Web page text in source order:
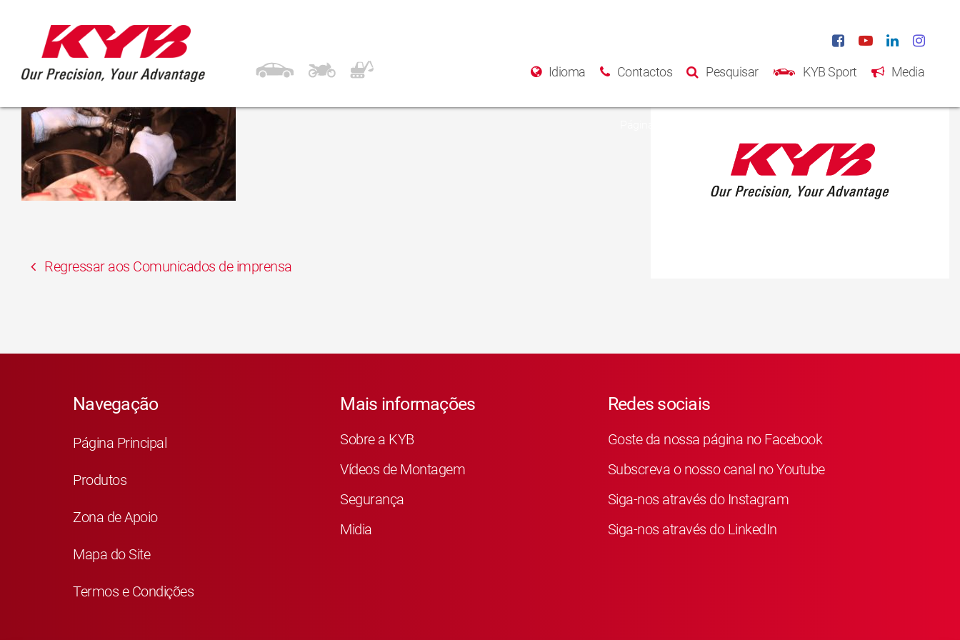
Idioma Contactos Pesquisar KYB Sport Media
KYB RENAULT Mégane lll Front
Regressar aos Comunicados de imprensa
Navegação
Página Principal
Produtos
Zona de Apoio
Mapa do Site
Termos e Condições
Mais informações
Sobre a KYB
Vídeos de Montagem
Segurança
Midia
Redes sociais
Goste da nossa página no Facebook
Subscreva o nosso canal no Youtube
Siga-nos através do Instagram
Siga-nos através do LinkedIn